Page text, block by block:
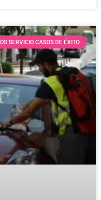
SERVICIO CASOS DE ÉXITO